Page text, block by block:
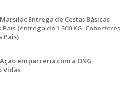
Marsilac Entrega de Cestas Básicas
Pais (entrega de 1.500 KG, Cobertores
Pais)
em parceria com a ONG
Vidas